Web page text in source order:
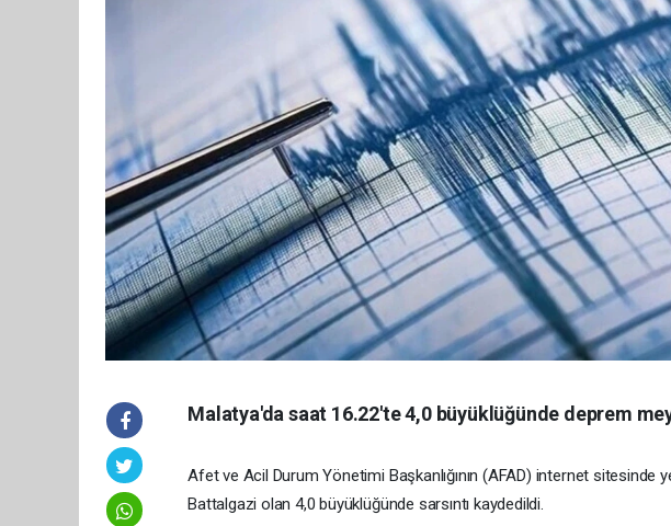
Malatya'da saat 16.22'te 4,0 büyüklüğünde deprem
Afet ve Acil Durum Yönetimi Başkanlığının (AFAD) internet
Battalgazi olan 4,0 büyüklüğünde sarsıntı kaydedildi.